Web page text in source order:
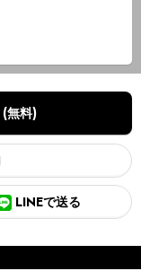
(無料)
LINEで送る